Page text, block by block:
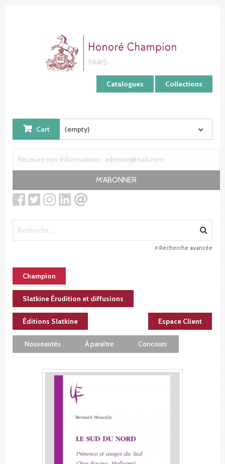
Catalogues Collections
Cart (empty)
M'ABONNER
Recherche avancée
Champion
Slatkine Érudition et diffusions
Éditions Slatkine Espace Client
Nouveautés À paraître Concours